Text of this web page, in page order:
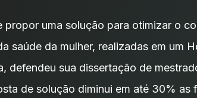
propor uma solução para otimizar o
saúde da mulher, realizadas em um
defendeu sua dissertação de
de solução diminui em até 30% as